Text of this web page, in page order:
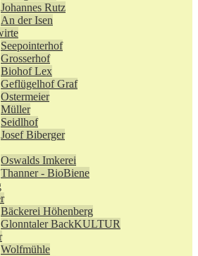
Johannes Rutz
An der Isen
Seepointerhof
Grosserhof
Biohof Lex
Geflügelhof Graf
Ostermeier
Müller
Seidlhof
Josef Biberger
Oswalds Imkerei
Thanner - BioBiene
Bäckerei Höhenberg
Glonntaler BackKULTUR
Wolfmühle